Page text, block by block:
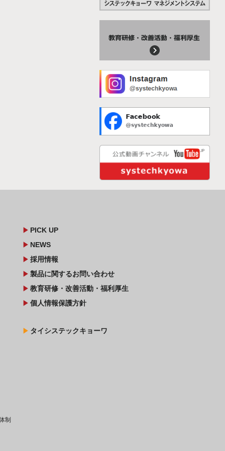
制
play_arrow PICK UP
play_arrow NEWS
play_arrow 採用情報
play_arrow 製品に関するお問い合わせ
play_arrow 教育研修・改善活動・福利厚生
play_arrow 個人情報保護方針
play_arrow タイシステックキョーワ